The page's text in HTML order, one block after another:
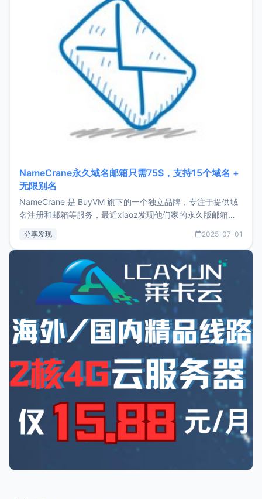
NameCrane永久域名邮箱只需75$，支持15个域名 +
无限别名
NameCrane 是 BuyVM 旗下的一个独立品牌，专注于提供域
名注册和邮箱等服务，最近xiaoz发现他们家的永久版邮箱服
又实惠的域名邮箱，不妨尝试一下 NameCrane。注册
NameCraneNameCrane不支持直接注册，必须要购买
分享发现 2025-07-01